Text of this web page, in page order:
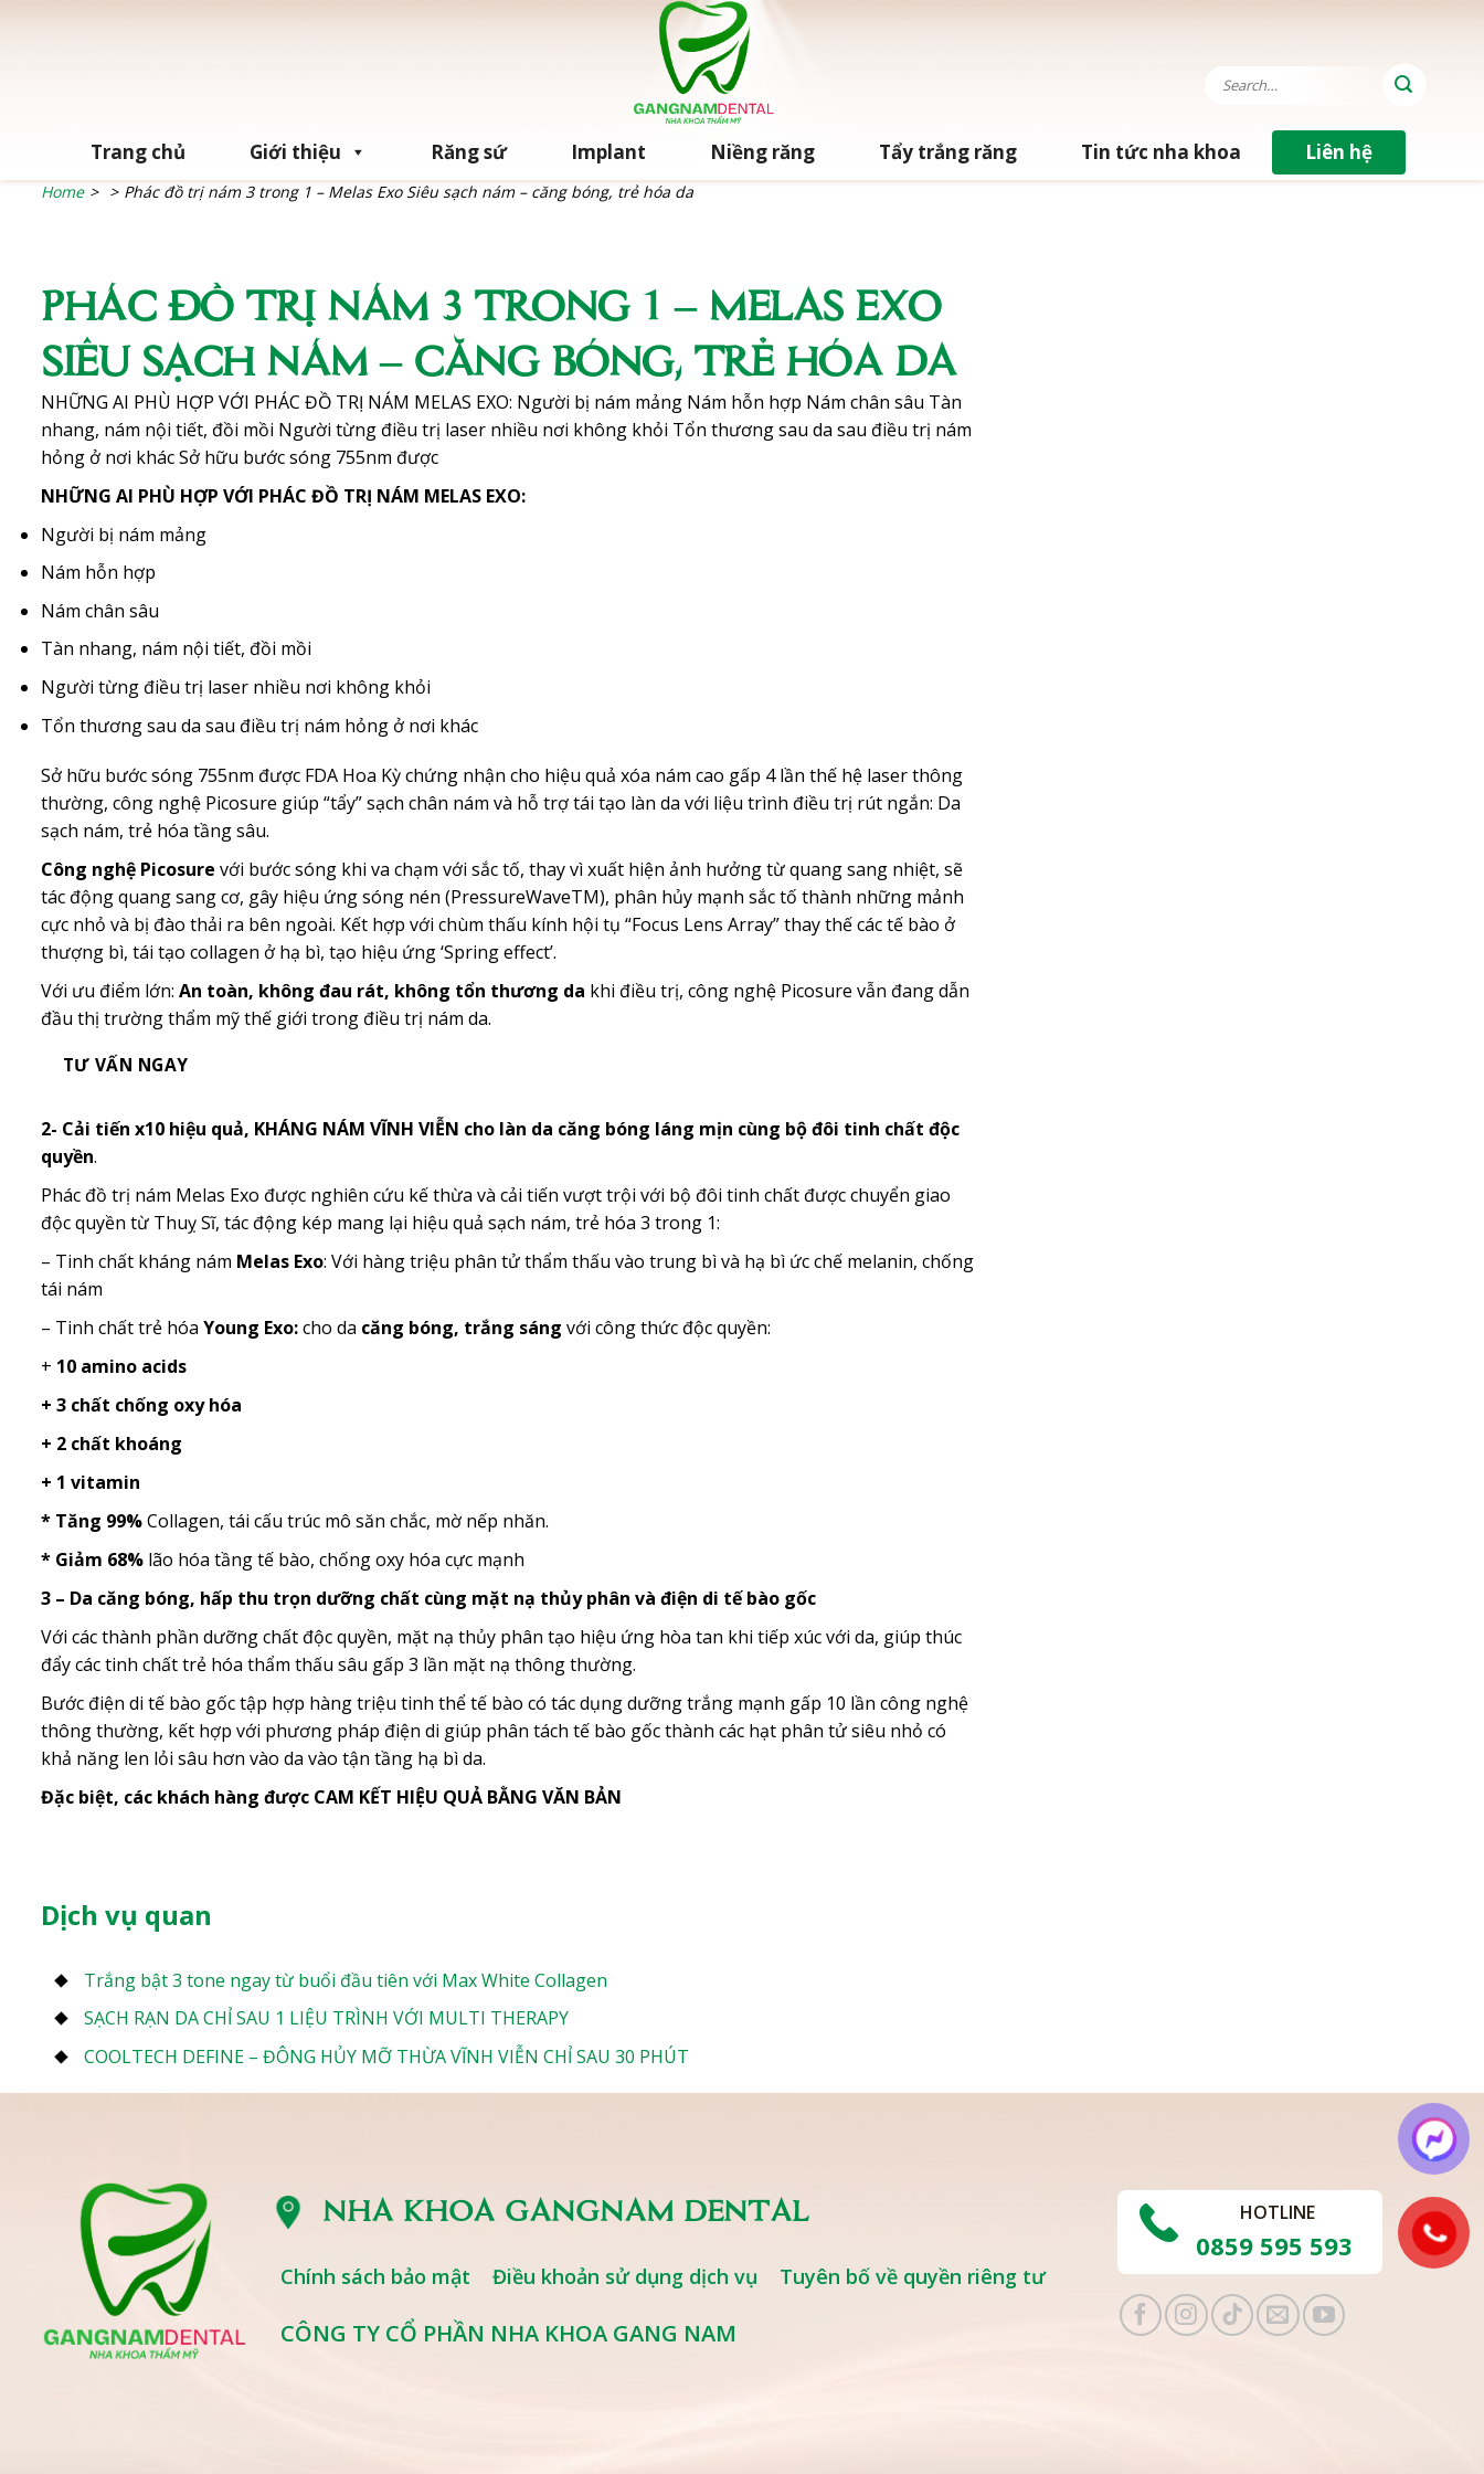
Trang chủ Giới thiệu Răng sứ Implant Niềng răng Tẩy trắng răng Tin tức nha khoa Liên hệ
Home > > Phác đồ trị nám 3 trong 1 – Melas Exo Siêu sạch nám – căng bóng, trẻ hóa da
PHÁC ĐỒ TRỊ NÁM 3 TRONG 1 – MELAS EXO
SIÊU SẠCH NÁM – CĂNG BÓNG, TRẺ HÓA DA
NHỮNG AI PHÙ HỢP VỚI PHÁC ĐỒ TRỊ NÁM MELAS EXO: Người bị nám mảng Nám hỗn hợp Nám chân sâu Tàn
nhang, nám nội tiết, đồi mồi Người từng điều trị laser nhiều nơi không khỏi Tổn thương sau da sau điều trị nám
hỏng ở nơi khác Sở hữu bước sóng 755nm được
NHỮNG AI PHÙ HỢP VỚI PHÁC ĐỒ TRỊ NÁM MELAS EXO:
Người bị nám mảng
Nám hỗn hợp
Nám chân sâu
Tàn nhang, nám nội tiết, đồi mồi
Người từng điều trị laser nhiều nơi không khỏi
Tổn thương sau da sau điều trị nám hỏng ở nơi khác
Sở hữu bước sóng 755nm được FDA Hoa Kỳ chứng nhận cho hiệu quả xóa nám cao gấp 4 lần thế hệ laser thông
thường, công nghệ Picosure giúp “tẩy” sạch chân nám và hỗ trợ tái tạo làn da với liệu trình điều trị rút ngắn: Da
sạch nám, trẻ hóa tầng sâu.
Công nghệ Picosure với bước sóng khi va chạm với sắc tố, thay vì xuất hiện ảnh hưởng từ quang sang nhiệt, sẽ
tác động quang sang cơ, gây hiệu ứng sóng nén (PressureWaveTM), phân hủy mạnh sắc tố thành những mảnh
cực nhỏ và bị đào thải ra bên ngoài. Kết hợp với chùm thấu kính hội tụ “Focus Lens Array” thay thế các tế bào ở
thượng bì, tái tạo collagen ở hạ bì, tạo hiệu ứng ‘Spring effect’.
Với ưu điểm lớn: An toàn, không đau rát, không tổn thương da khi điều trị, công nghệ Picosure vẫn đang dẫn
đầu thị trường thẩm mỹ thế giới trong điều trị nám da.
2- Cải tiến x10 hiệu quả, KHÁNG NÁM VĨNH VIỄN cho làn da căng bóng láng mịn cùng bộ đôi tinh chất độc
quyền.
Phác đồ trị nám Melas Exo được nghiên cứu kế thừa và cải tiến vượt trội với bộ đôi tinh chất được chuyển giao
độc quyền từ Thuỵ Sĩ, tác động kép mang lại hiệu quả sạch nám, trẻ hóa 3 trong 1:
– Tinh chất kháng nám Melas Exo: Với hàng triệu phân tử thẩm thấu vào trung bì và hạ bì ức chế melanin, chống
tái nám
– Tinh chất trẻ hóa Young Exo:cho da căng bóng, trắng sáng với công thức độc quyền:
+ 10 amino acids
+ 3 chất chống oxy hóa
+ 2 chất khoáng
+ 1 vitamin
* Tăng 99%Collagen, tái cấu trúc mô săn chắc, mờ nếp nhăn.
* Giảm 68% lão hóa tầng tế bào, chống oxy hóa cực mạnh
3 – Da căng bóng, hấp thu trọn dưỡng chất cùng mặt nạ thủy phân và điện di tế bào gốc
Với các thành phần dưỡng chất độc quyền, mặt nạ thủy phân tạo hiệu ứng hòa tan khi tiếp xúc với da, giúp thúc
đẩy các tinh chất trẻ hóa thẩm thấu sâu gấp 3 lần mặt nạ thông thường.
Bước điện di tế bào gốc tập hợp hàng triệu tinh thể tế bào có tác dụng dưỡng trắng mạnh gấp 10 lần công nghệ
thông thường, kết hợp với phương pháp điện di giúp phân tách tế bào gốc thành các hạt phân tử siêu nhỏ có
khả năng len lỏi sâu hơn vào da vào tận tầng hạ bì da.
Đặc biệt, các khách hàng được CAM KẾT HIỆU QUẢ BẰNG VĂN BẢN
Dịch vụ quan
Trắng bật 3 tone ngay từ buổi đầu tiên với Max White Collagen
SẠCH RẠN DA CHỈ SAU 1 LIỆU TRÌNH VỚI MULTI THERAPY
COOLTECH DEFINE – ĐÔNG HỦY MỠ THỪA VĨNH VIỄN CHỈ SAU 30 PHÚT
NHA KHOA GANGNAM DENTAL
Chính sách bảo mật Điều khoản sử dụng dịch vụ Tuyên bố về quyền riêng tư
CÔNG TY CỔ PHẦN NHA KHOA GANG NAM
HOTLINE
0859 595 593